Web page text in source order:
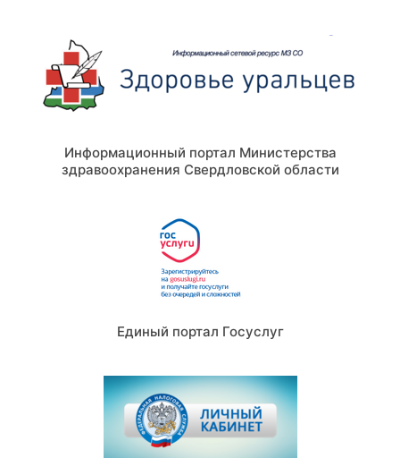
Информационный портал Министерства
здравоохранения Свердловской области
Единый портал Госуслуг